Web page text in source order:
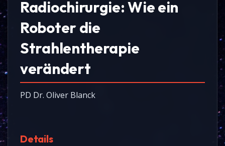
Radiochirurgie: Wie ein
Roboter die
Strahlentherapie
verändert
PD Dr. Oliver Blanck
Details